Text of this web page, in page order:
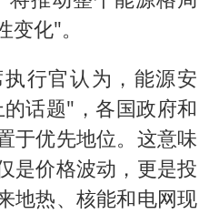
化"。
行官认为，能源安
话题"，各国政府和
于优先地位。这意味
是价格波动，更是投
地热、核能和电网现